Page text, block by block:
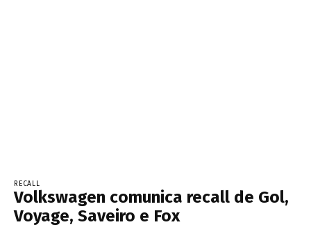
RECALL
Volkswagen comunica recall de Gol,
Voyage, Saveiro e Fox